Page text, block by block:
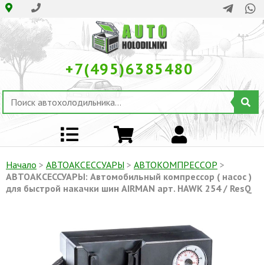
+7(495)6385480
Начало > АВТОАКСЕССУАРЫ > АВТОКОМПРЕССОР >
АВТОАКСЕССУАРЫ: Автомобильный компрессор ( насос )
для быстрой накачки шин AIRMAN арт. HAWK 254 / ResQ